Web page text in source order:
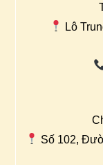
Lô
Số 102,